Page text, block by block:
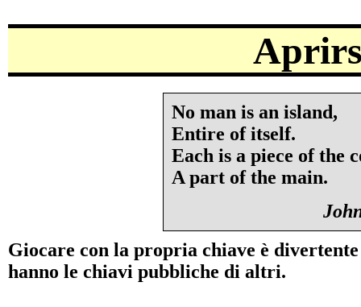
No man is an island,
Entire of itself.
Each is a piece of the
Giocare con la propria chiave è
hanno le chiavi pubbliche di altri.